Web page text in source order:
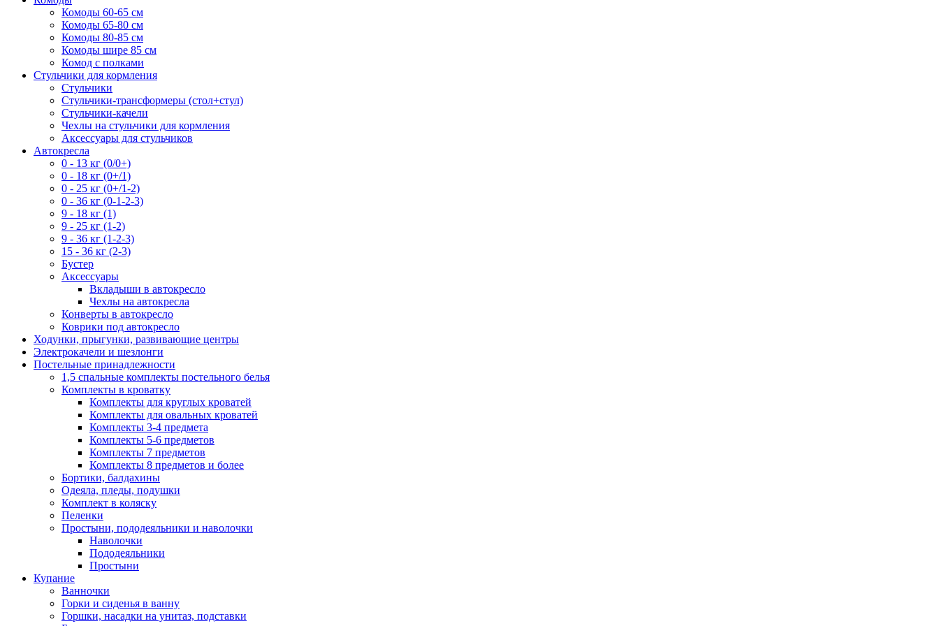
Комоды 60-65 см
Комоды 65-80 см
Комоды 80-85 см
Комоды шире 85 см
Комод с полками
Стульчики для кормления
Стульчики
Стульчики-трансформеры (стол+стул)
Стульчики-качели
Чехлы на стульчики для кормления
Аксессуары для стульчиков
Автокресла
0 - 13 кг (0/0+)
0 - 18 кг (0+/1)
0 - 25 кг (0+/1-2)
0 - 36 кг (0-1-2-3)
9 - 18 кг (1)
9 - 25 кг (1-2)
9 - 36 кг (1-2-3)
15 - 36 кг (2-3)
Бустер
Аксессуары
Вкладыши в автокресло
Чехлы на автокресла
Конверты в автокресло
Коврики под автокресло
Ходунки, прыгунки, развивающие центры
Электрокачели и шезлонги
Постельные принадлежности
1,5 спальные комплекты постельного белья
Комплекты в кроватку
Комплекты для круглых кроватей
Комплекты для овальных кроватей
Комплекты 3-4 предмета
Комплекты 5-6 предметов
Комплекты 7 предметов
Комплекты 8 предметов и более
Бортики, балдахины
Одеяла, пледы, подушки
Комплект в коляску
Пеленки
Простыни, пододеяльники и наволочки
Наволочки
Пододеяльники
Простыни
Купание
Ванночки
Горки и сиденья в ванну
Горшки, насадки на унитаз, подставки